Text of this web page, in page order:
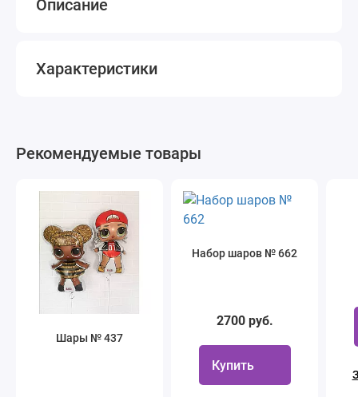
Описание
Характеристики
Рекомендуемые товары
Шары № 437
Набор шаров № 662
2700 руб.
Купить